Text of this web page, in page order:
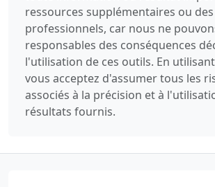
ressources supplémentaires ou
professionnels, car nous ne
responsables des conséquences
l'utilisation de ces outils. En
vous acceptez d'assumer tous les
associés à la précision et à
résultats fournis.